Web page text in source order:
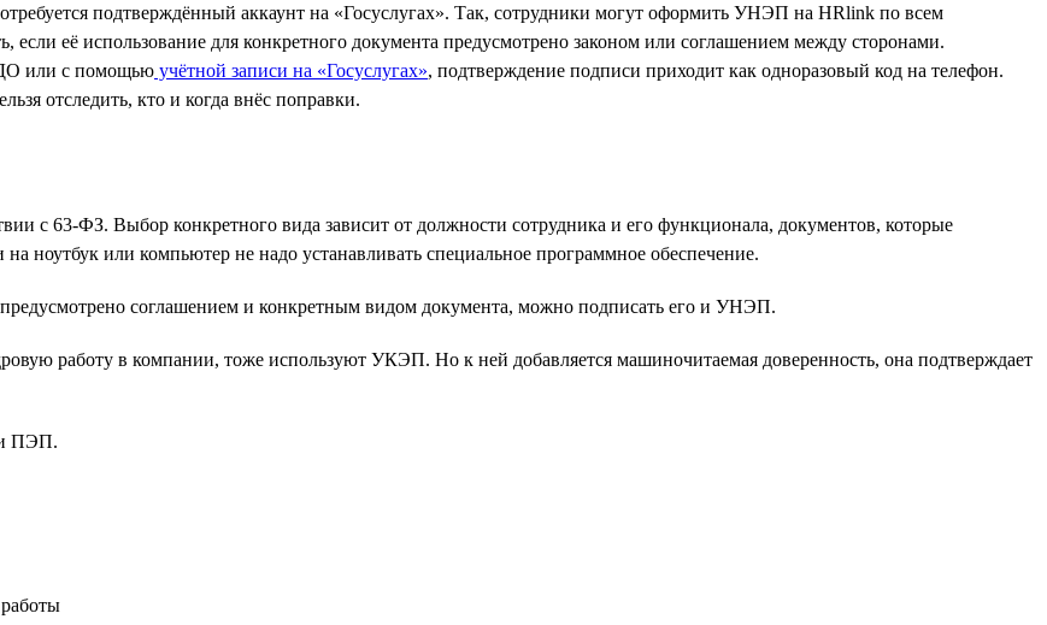
подтверждённый аккаунт на «Госуслугах». Так, сотрудники могут оформить УНЭП на HRlink по всем
её использование для конкретного документа предусмотрено законом или соглашением между сторонами.
или с помощью учётной записи на «Госуслугах», подтверждение подписи приходит как одноразовый код на телефон.
отследить, кто и когда внёс поправки.
с 63-ФЗ. Выбор конкретного вида зависит от должности сотрудника и его функционала, документов, которые
ноутбук или компьютер не надо устанавливать специальное программное обеспечение.
соглашением и конкретным видом документа, можно подписать его и УНЭП.
работу в компании, тоже используют УКЭП. Но к ней добавляется машиночитаемая доверенность, она подтверждает
ПЭП.